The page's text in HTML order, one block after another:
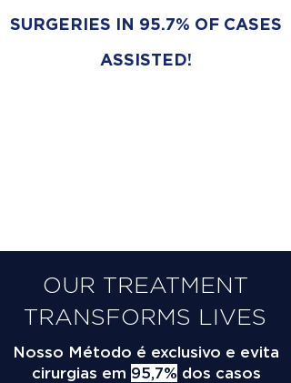
SURGERIES IN 95.7% OF CASES
ASSISTED!
OUR TREATMENT
TRANSFORMS LIVES
Nosso Método é exclusivo e evita
cirurgias em 95,7% dos casos